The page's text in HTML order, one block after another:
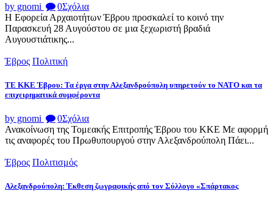
by gnomi 0Σχόλια
Η Εφορεία Αρχαιοτήτων Έβρου προσκαλεί το κοινό την
Παρασκευή 28 Αυγούστου σε μια ξεχωριστή βραδιά
Αυγουστιάτικης...
Έβρος Πολιτική
ΤΕ ΚΚΕ Έβρου: Τα έργα στην Αλεξανδρούπολη υπηρετούν το ΝΑΤΟ και τα
επιχειρηματικά συμφέροντα
by gnomi 0Σχόλια
Ανακοίνωση της Τομεακής Επιτροπής Έβρου του ΚΚΕ Με αφορμή
τις αναφορές του Πρωθυπουργού στην Αλεξανδρούπολη Πάει...
Έβρος Πολιτισμός
Αλεξανδρούπολη: Έκθεση ζωγραφικής από τον Σύλλογο «Σπάρτακος